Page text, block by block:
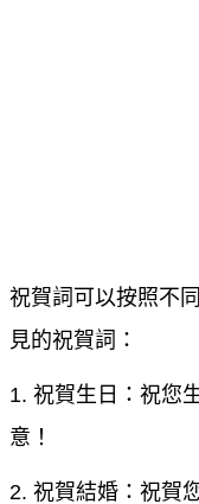
祝賀詞可以按照不
見的祝賀詞：
1. 祝賀生日：祝您
意！
2. 祝賀結婚：祝賀